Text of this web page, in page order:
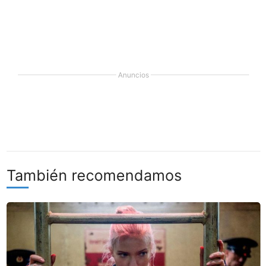
Anuncios
También recomendamos